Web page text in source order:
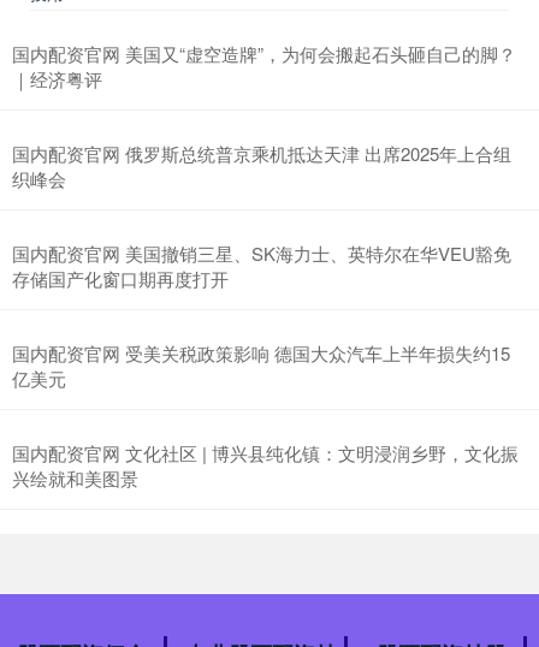
国内配资官网 美国又“虚空造牌”，为何会搬起石头砸自己的脚？
｜经济粤评
国内配资官网 俄罗斯总统普京乘机抵达天津 出席2025年上合组
织峰会
国内配资官网 美国撤销三星、SK海力士、英特尔在华VEU豁免
存储国产化窗口期再度打开
国内配资官网 受美关税政策影响 德国大众汽车上半年损失约15
亿美元
国内配资官网 文化社区 | 博兴县纯化镇：文明浸润乡野，文化振
兴绘就和美图景